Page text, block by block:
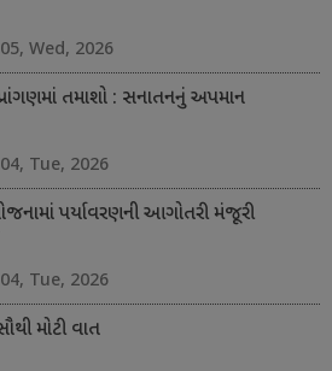
Wed, 2026
તમાશો : સનાતનનું અપમાન
Tue, 2026
પર્યાવરણની આગોતરી મંજૂરી
Tue, 2026
મોટી વાત